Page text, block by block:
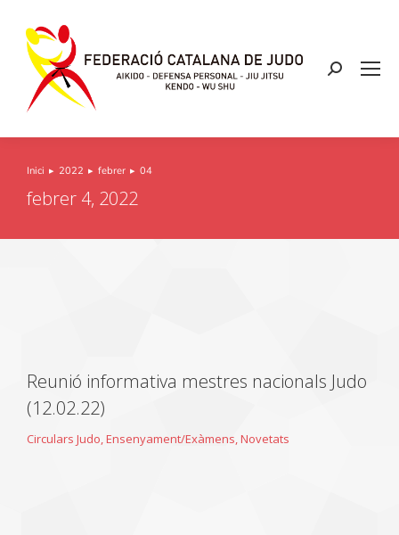
You are here:
Inici 2022 febrer 04
febrer 4, 2022
Reunió informativa mestres nacionals Judo
(12.02.22)
Circulars Judo,Ensenyament/Exàmens,Novetats